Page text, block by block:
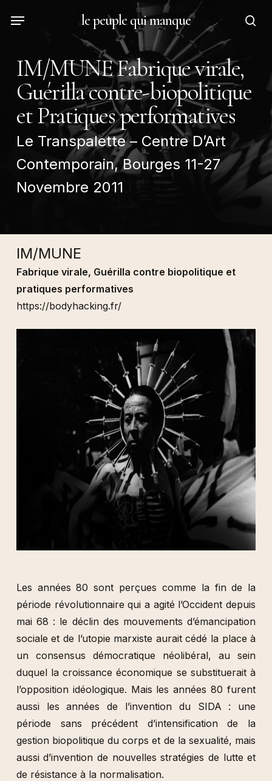
content
le peuple qui manque
Menu
IM/MUNE Fabrique virale,
Guérilla contre-biopolitique
et Pratiques performatives
Le Transpalette – Centre D’Art
Contemporain, Bourges 11-27
Novembre 2011
IM/MUNE
Fabrique virale, Guérilla contre biopolitique et
pratiques performatives
https://bodyhacking.fr/
Les années 80 sont perçues comme la fin de la
période révolutionnaire qui a agité l’Occident depuis
mai 68 : le déclin des mouvements d’émancipation
sociale et de l’utopie marxiste aurait cédé la place à
un consensus démocratique néolibéral, au sein
duquel la croissance économique se substituerait à
l’opposition idéologique. Mais les années 80 furent
aussi les années de l’invention du SIDA : une
période sans précédent d’intensification de la
gestion biopolitique du corps et de la sexualité, mais
aussi d’invention de nouvelles stratégies de lutte et
de résistance à la normalisation.